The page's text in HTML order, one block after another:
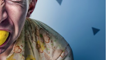
ス」は一度も流れていな
聞こえた人は、そうでない人々
Slade幻覚スケール」がハ
明さや社会的要求への敏感さ